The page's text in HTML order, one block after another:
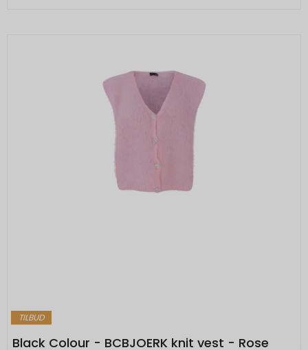
TILBUD
Black Colour - BCBJOERK knit vest - Rose